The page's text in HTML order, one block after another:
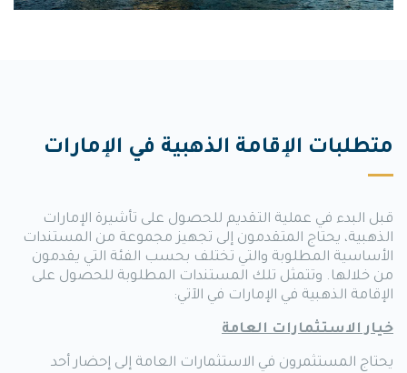
متطلبات الإقامة الذهبية في الإمارات
قبل البدء في عملية التقديم للحصول على تأشيرة الإمارات
الذهبية، يحتاج المتقدمون إلى تجهيز مجموعة من المستندات
الأساسية المطلوبة والتي تختلف بحسب الفئة التي يقدمون
من خلالها. وتتمثل تلك المستندات المطلوبة للحصول على
الإقامة الذهبية في الإمارات في الآتي:
خيار الاستثمارات العامة
يحتاج المستثمرون في الاستثمارات العامة إلى إحضار أحد